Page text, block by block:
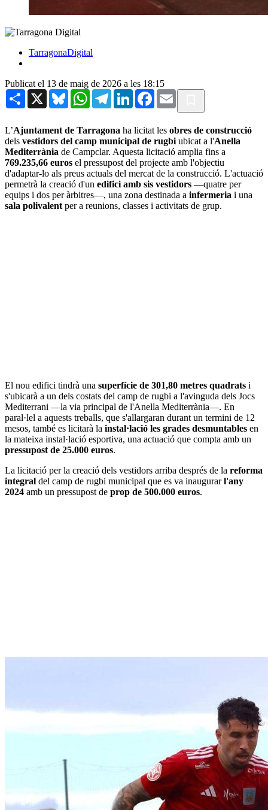
TarragonaDigital
Publicat el 13 de maig de 2026 a les 18:15
Share X BlueskyWhatsAppTelegramLinkedInFacebook
Email
L’Ajuntament de Tarragona ha licitat les obres de construcció
dels vestidors del camp municipal de rugbi ubicat a l'Anella
Mediterrània de Campclar. Aquesta licitació amplia fins a
769.235,66 euros el pressupost del projecte amb l'objectiu
d'adaptar-lo als preus actuals del mercat de la construcció. L'actuació
permetrà la creació d'un edifici amb sis vestidors —quatre per
equips i dos per àrbitres—, una zona destinada a infermeria i una
sala polivalent per a reunions, classes i activitats de grup.
El nou edifici tindrà una superfície de 301,80 metres quadrats i
s'ubicarà a un dels costats del camp de rugbi a l'avinguda dels Jocs
Mediterrani —la via principal de l'Anella Mediterrània—. En
paral·lel a aquests treballs, que s'allargaran durant un termini de 12
mesos, també es licitarà la instal·lació les grades desmuntables en
la mateixa instal·lació esportiva, una actuació que compta amb un
pressupost de 25.000 euros.
La licitació per la creació dels vestidors arriba després de la reforma
integral del camp de rugbi municipal que es va inaugurarl'any
2024 amb un pressupost de prop de 500.000 euros.